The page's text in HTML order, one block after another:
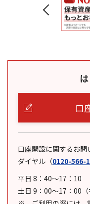
口
口座開設に関するお
ダイヤル （0120-566-
平日 8：40～17：10
土日 9：00～17：00（